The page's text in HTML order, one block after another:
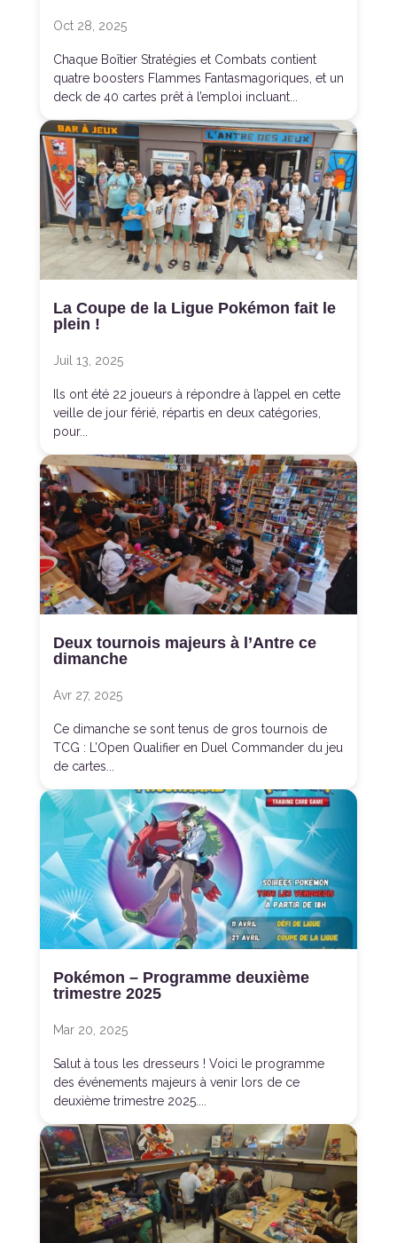
Oct 28, 2025
Chaque Boîtier Stratégies et Combats contient
quatre boosters Flammes Fantasmagoriques, et un
deck de 40 cartes prêt à l’emploi incluant...
La Coupe de la Ligue Pokémon fait le
plein !
Juil 13, 2025
Ils ont été 22 joueurs à répondre à l’appel en cette
veille de jour férié, répartis en deux catégories,
pour...
Deux tournois majeurs à l’Antre ce
dimanche
Avr 27, 2025
Ce dimanche se sont tenus de gros tournois de
TCG : L’Open Qualifier en Duel Commander du jeu
de cartes...
Pokémon – Programme deuxième
trimestre 2025
Mar 20, 2025
Salut à tous les dresseurs ! Voici le programme
des événements majeurs à venir lors de ce
deuxième trimestre 2025....